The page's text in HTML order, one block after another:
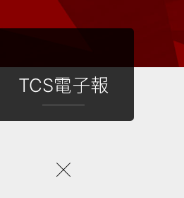
TCS電子報